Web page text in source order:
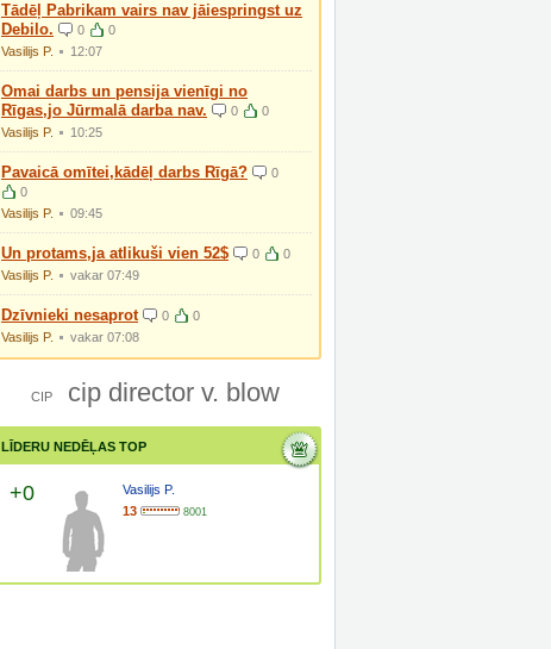
Tādēļ Pabrikam vairs nav jāiespringst uz
Debilo.
0
0
Vasilijs P.
12:07
Omai darbs un pensija vienīgi no
Rīgas,jo Jūrmalā darba nav.
0
0
Vasilijs P.
10:25
Pavaicā omītei,kādēļ darbs Rīgā?
0
0
Vasilijs P.
09:45
Un protams,ja atlikuši vien 52$ 0
0
Vasilijs P.
vakar 07:49
Dzīvnieki nesaprot 0
0
Vasilijs P.
vakar 07:08
CIP cip director v. blow
LĪDERU NEDĒĻAS TOP
+0
Vasilijs P.
13
8001